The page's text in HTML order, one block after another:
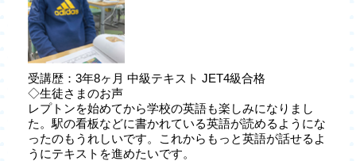
受講歴：3年8ヶ月 中級テキスト JET4級合格
◇生徒さまのお声
レプトンを始めてから学校の英語も楽しみになりまし
た。駅の看板などに書かれている英語が読めるようにな
ったのもうれしいです。これからもっと英語が話せるよ
うにテキストを進めたいです。